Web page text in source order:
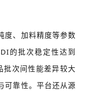
度、加料精度等参数
的批次稳定性达到
批次间性能差异较大
可靠性。平台还从源